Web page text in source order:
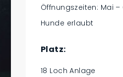
Öffnungszeiten: Mai
Hunde erlaubt
Platz:
18 Loch Anlage